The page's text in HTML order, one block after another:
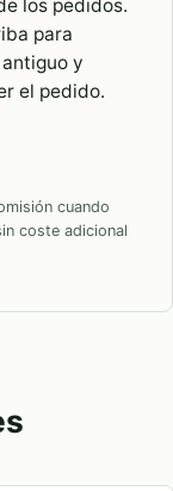
los pedidos.
para
y
el pedido.
cuando
coste adicional